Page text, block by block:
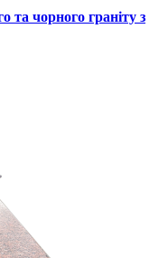
чорного граніту з